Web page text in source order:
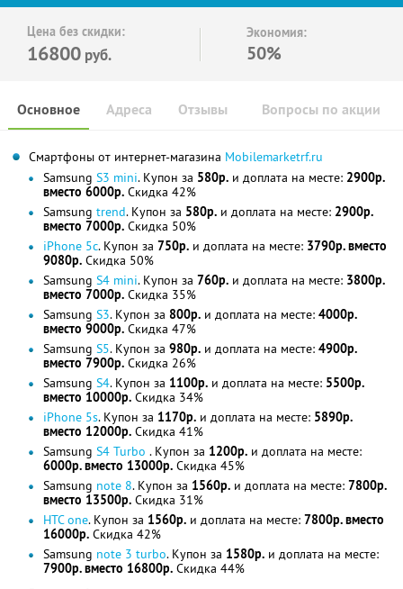
Цена без скидки:
16800 руб.
Экономия:
50%
Основное Отзывы Вопросы по акции
Адреса
Смартфоны от интернет-магазина Mobilemarketrf.ru
Samsung S3 mini. Купон за 580р. и доплата на месте: 2900р.
вместо 6000р. Скидка 42%
Samsung trend. Купон за 580р. и доплата на месте: 2900р.
вместо 7000р. Скидка 50%
iPhone 5c. Купон за 750р. и доплата на месте: 3790р. вместо
9080р. Скидка 50%
Samsung S4 mini. Купон за 760р. и доплата на месте: 3800р.
вместо 7000р. Скидка 35%
Samsung S3. Купон за 800р. и доплата на месте: 4000р.
вместо 9000р. Скидка 47%
Samsung S5. Купон за 980р. и доплата на месте: 4900р.
вместо 7900р. Скидка 26%
Samsung S4. Купон за 1100р. и доплата на месте: 5500р.
вместо 10000р. Скидка 34%
iPhone 5s. Купон за 1170р. и доплата на месте: 5890р.
вместо 12000р. Скидка 41%
Samsung S4 Turbo . Купон за 1200р. и доплата на месте:
6000р. вместо 13000р. Скидка 45%
Samsung note 8. Купон за 1560р. и доплата на месте: 7800р.
вместо 13500р. Скидка 31%
HTC one. Купон за 1560р. и доплата на месте: 7800р. вместо
16000р. Скидка 42%
Samsung note 3 turbo. Купон за 1580р. и доплата на месте:
7900р. вместо 16800р. Скидка 44%